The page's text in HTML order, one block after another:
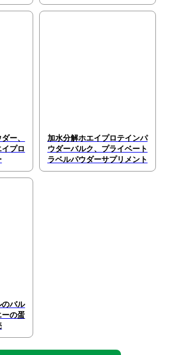
ー、
プロ
加水分解ホエイプロテインパ
ウダーバルク、プライベート
ラベルパウダーサプリメント
バル
の蛋